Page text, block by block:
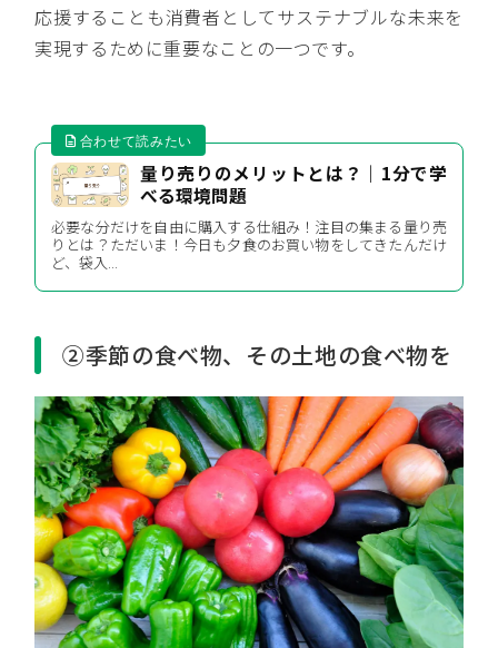
応援することも消費者としてサステナブルな未来を
実現するために重要なことの一つです。
量り売りのメリットとは？｜1分で学
べる環境問題
必要な分だけを自由に購入する仕組み！注目の集まる量り売
りとは？ただいま！今日も夕食のお買い物をしてきたんだけ
ど、袋入...
②季節の食べ物、その土地の食べ物を